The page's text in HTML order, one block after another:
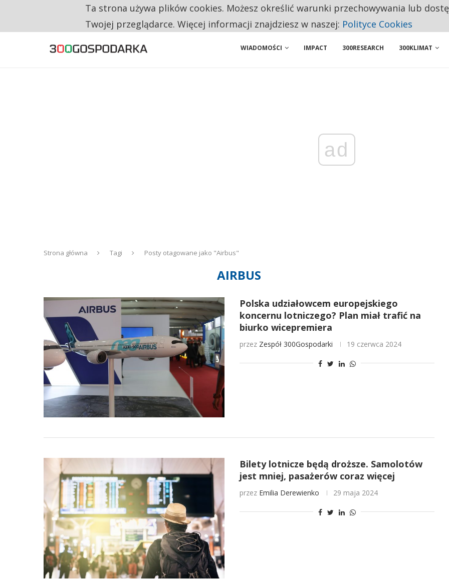
CO TRZECIĄ ZŁOTÓWKĘ Z EMERYTURY SENIORZY PRZEZNACZAJĄ NA PODSTAWOWE ZAKUPY
WIADOMOŚCI IMPACT 300RESEARCH 300KLIMAT
ad
Strona główna Tagi Posty otagowane jako "Airbus"
AIRBUS
Polska udziałowcem europejskiego
koncernu lotniczego? Plan miał trafić na
biurko wicepremiera
przez Zespół 300Gospodarki 19 czerwca 2024
Bilety lotnicze będą droższe. Samolotów
jest mniej, pasażerów coraz więcej
przez Emilia Derewienko 29 maja 2024
Ta strona używa plików cookies. Możesz określić warunki przechowywania lub
Twojej przeglądarce. Więcej informacji znajdziesz w naszej: Polityce Cookies